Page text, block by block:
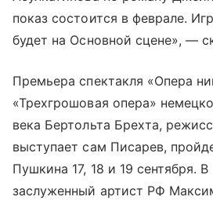
показ состоится в феврале.
будет на Основной сцене», —
Премьера спектакля «Опера
«Трехгрошовая опера»
века Бертольта Брехта,
выступает сам Писарев,
Пушкина 17, 18 и 19 сентября.
заслуженный артист РФ